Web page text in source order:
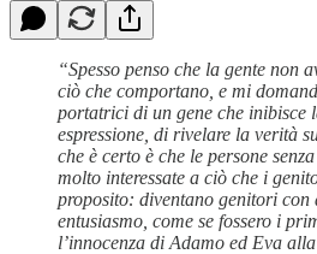
“Spesso penso che la gente non
ciò che comportano, e mi
portatrici di un gene che inibisce
espressione, di rivelare la verità
che è certo è che le persone
molto interessate a ciò che i
proposito: diventano genitori con
entusiasmo, come se fossero i
l’innocenza di Adamo ed Eva